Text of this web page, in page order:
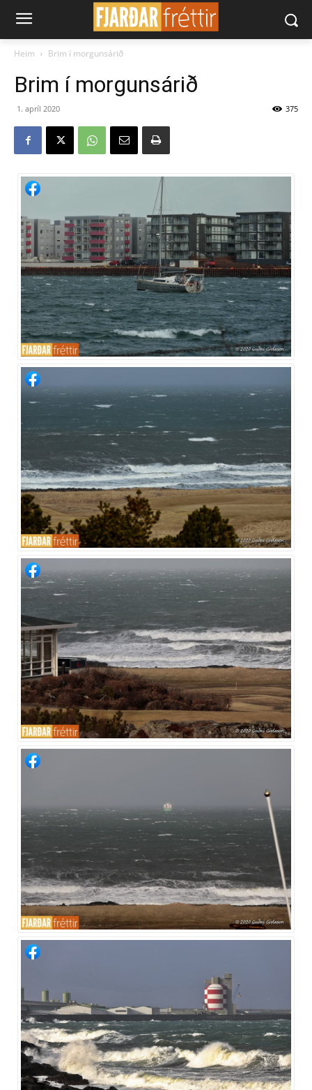
Heim Brim í morgunsárið
Brim í morgunsárið
1. apríl 2020 375